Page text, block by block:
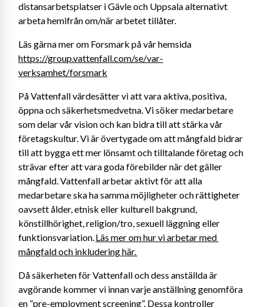
distansarbetsplatser i Gävle och Uppsala alternativt
arbeta hemifrån om/när arbetet tillåter.
https://group.vattenfall.com/se/var-
verksamhet/forsmark
På Vattenfall värdesätter vi att vara aktiva, positiva,
öppna och säkerhetsmedvetna. Vi söker medarbetare
som delar vår vision och kan bidra till att stärka vår
företagskultur. Vi är övertygade om att mångfald bidrar
till att bygga ett mer lönsamt och tilltalande företag och
strävar efter att vara goda förebilder när det gäller
mångfald. Vattenfall arbetar aktivt för att alla
medarbetare ska ha samma möjligheter och rättigheter
oavsett ålder, etnisk eller kulturell bakgrund,
könstillhörighet, religion/tro, sexuell läggning eller
funktionsvariation. Läs mer om hur vi arbetar med
mångfald och inkludering här.
Då säkerheten för Vattenfall och dess anställda är
avgörande kommer vi innan varje anställning genomföra
en ”pre-employment screening”. Dessa kontroller